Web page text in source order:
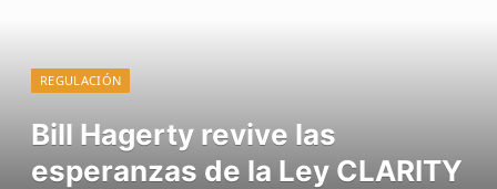
REGULACIÓN
Bill Hagerty revive las
esperanzas de la Ley CLARITY